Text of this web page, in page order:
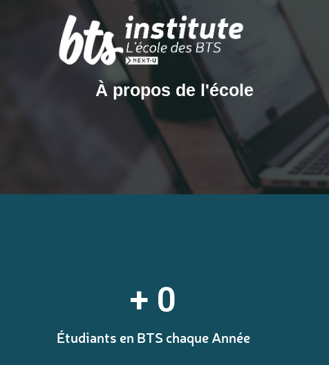
À propos de l'école
+ 0
Étudiants en BTS chaque Année